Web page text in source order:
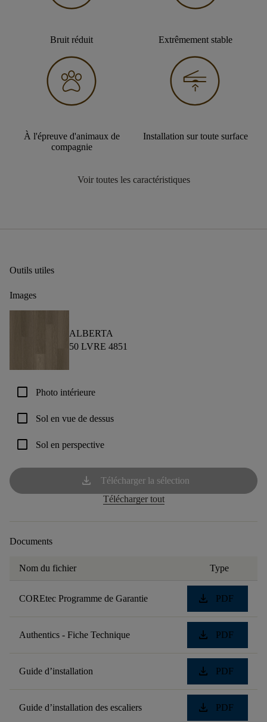
Bruit réduit Extrêmement stable
À l'épreuve d'animaux de
compagnie
Installation sur toute surface
Voir toutes les caractéristiques
Outils utiles
Images
ALBERTA
50 LVRE 4851
check_box_outline_blank Photo intérieure
check_box_outline_blank Sol en vue de dessus
check_box_outline_blank Sol en perspective
download
Télécharger la sélection
Télécharger tout
Documents
Nom du fichier Type
COREtec Programme de Garantie download PDF
Authentics - Fiche Technique download PDF
Guide d’installation download PDF
Guide d’installation des escaliers download PDF